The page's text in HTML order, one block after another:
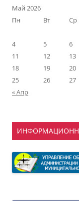
Май 2026
Пн
Вт Ср
4
5 6
11
12 13
18
19 20
25
26 27
« Апр